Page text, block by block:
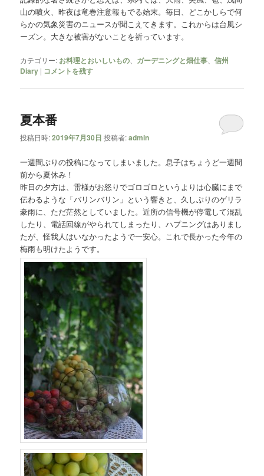
山の噴火、昨夜は竜巻注意報もでる始末。毎日、どこかしらで何
らかの気象災害のニュースが聞こえてきます。これからは台風シ
ーズン。大きな被害がないことを祈っています。
カテゴリー: お料理とおいしいもの ガーデニングと畑仕事 、信州
Diary | コメントを残す
夏本番
投稿日時:2019年7月30日 投稿者:admin
一週間ぶりの投稿になってしまいました。息子はちょうど一週間
前から夏休み！
昨日の夕方は、雷様がお怒りでゴロゴロというよりは心臓にまで
伝わるような「バリンバリン」という響きと、久しぶりのゲリラ
豪雨に、ただ茫然としていました。近所の信号機が停電して混乱
したり、電話回線がやられてしまったり、ハプニングはありまし
たが、怪我人はいなかったようで一安心。これで長かった今年の
梅雨も明けたようです。